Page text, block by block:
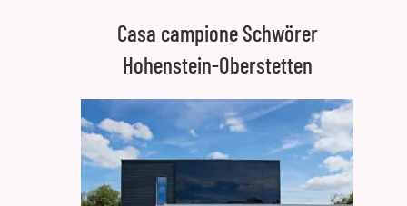
Casa campione Schwörer
Hohenstein-Oberstetten